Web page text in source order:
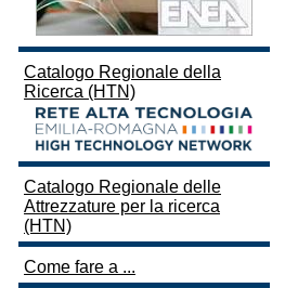
Catalogo Regionale della
Ricerca (HTN)
Catalogo Regionale delle
Attrezzature per la ricerca
(HTN)
Come fare a ...